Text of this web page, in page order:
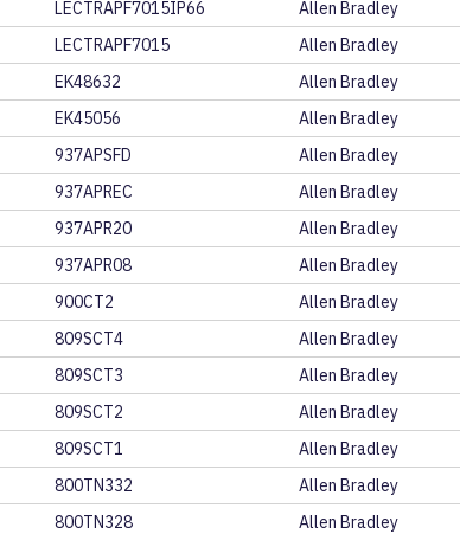
LECTRAPF7015IP66 Allen Bradley
LECTRAPF7015 Allen Bradley
EK48632 Allen Bradley
EK45056 Allen Bradley
937APSFD Allen Bradley
937APREC Allen Bradley
937APR20 Allen Bradley
937APR08 Allen Bradley
900CT2 Allen Bradley
809SCT4 Allen Bradley
809SCT3 Allen Bradley
809SCT2 Allen Bradley
809SCT1 Allen Bradley
800TN332 Allen Bradley
800TN328 Allen Bradley